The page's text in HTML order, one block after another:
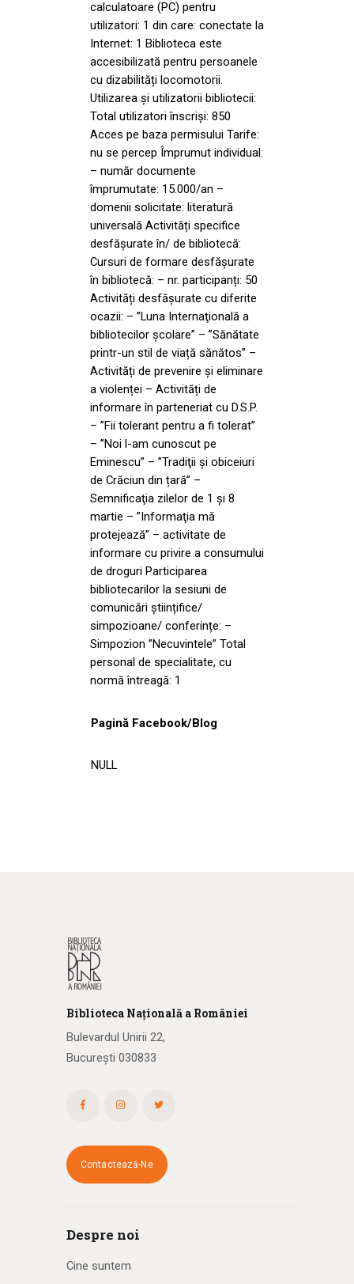
calculatoare (PC) pentru
utilizatori: 1 din care: conectate la
Internet: 1 Biblioteca este
accesibilizată pentru persoanele
cu dizabilități locomotorii.
Utilizarea și utilizatorii bibliotecii:
Total utilizatori înscriși: 850
Acces pe baza permisului Tarife:
nu se percep Împrumut individual:
– număr documente
împrumutate: 15.000/an –
domenii solicitate: literatură
universală Activități specifice
desfășurate în/ de bibliotecă:
Cursuri de formare desfășurate
în bibliotecă: – nr. participanți: 50
Activități desfăşurate cu diferite
ocazii: – ”Luna Internaţională a
bibliotecilor şcolare” – ”Sănătate
printr-un stil de viață sănătos” –
Activități de prevenire și eliminare
a violenței – Activități de
informare în parteneriat cu D.S.P.
– ”Fii tolerant pentru a fi tolerat”
– ”Noi l-am cunoscut pe
Eminescu” – ”Tradiţii și obiceiuri
de Crăciun din țară” –
Semnificaţia zilelor de 1 și 8
martie – ”Informaţia mă
protejează” – activitate de
informare cu privire a consumului
de droguri Participarea
bibliotecarilor la sesiuni de
comunicări științifice/
simpozioane/ conferințe: –
Simpozion ”Necuvintele” Total
personal de specialitate, cu
normă întreagă: 1
Pagină Facebook/Blog
NULL
Biblioteca Națională a României
Bulevardul Unirii 22,
București 030833
Contactează-Ne
Despre noi
Cine suntem